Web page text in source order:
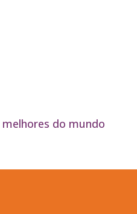
do mundo